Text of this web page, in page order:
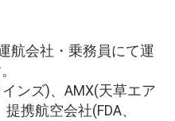
航会社・乗務員にて運
ンズ)、AMX(天草エア
携航空会社(FDA、